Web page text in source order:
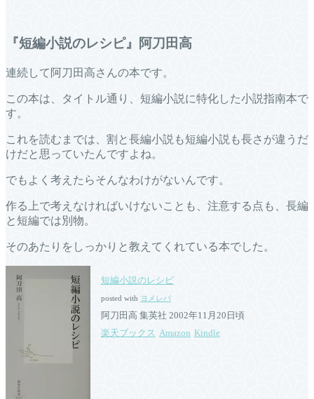
『短編小説のレシピ』阿刀田高
連続して阿刀田高さんの本です。
この本は、タイトル通り、短編小説に特化した小説指南本で
す。
これを読むまでは、割と長編小説も短編小説も長さが違うだ
けだと思っていたんですよね。
でもよく考えたらそんなわけがないんです。
作る上で考えなければいけないことも、注意する点も、長編
と短編では別物。
そのあたりをしっかりと教えてくれている本でした。
短編小説のレシピ
posted with ヨメレバ
阿刀田高 集英社 2002年11月20日頃
楽天ブックス Amazon Kindle